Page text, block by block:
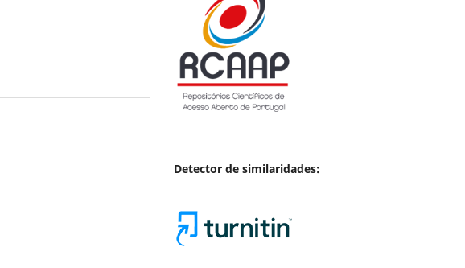
Detector de similaridades: